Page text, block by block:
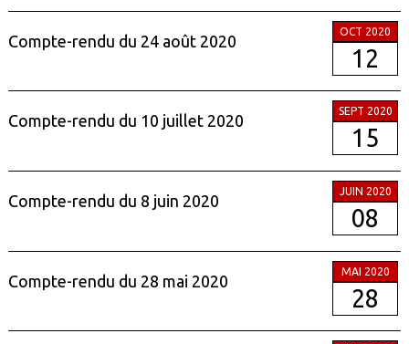
Compte-rendu du 24 août 2020
OCT 2020
12
Compte-rendu du 10 juillet 2020
SEPT 2020
15
Compte-rendu du 8 juin 2020
JUIN 2020
08
Compte-rendu du 28 mai 2020
MAI 2020
28